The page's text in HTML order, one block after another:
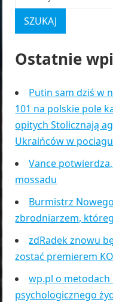
Ostatnie
Putin sam dziś w
101 na polskie pole
opitych Stolicznają
Ukraińców w pociagu
Vance
mossadu
Burmistrz
zbrodniarzem,
zdRadek znowu
zostać premierem KO
wp.pl o metodach
psychologicznego